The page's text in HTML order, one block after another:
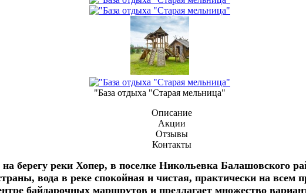
"База отдыха "Старая мельница"
Описание
Акции
Отзывы
Контакты
на берегу реки Хопер, в поселке Никольевка Балашовского
вода в реке спокойная и чистая, практически на всем
байдарочных маршрутов и предлагает множество